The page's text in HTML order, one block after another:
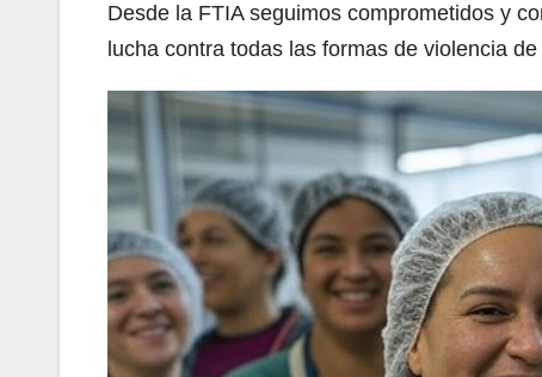
Desde la FTIA seguimos comprometidos y
lucha contra todas las formas de violencia